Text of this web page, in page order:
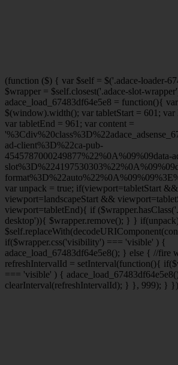
(function ($) { var $self = $('.adace-loader-
$wrapper = $self.closest('.adace-slot-
adace_load_67483df64e5e8 = function(){
$(window).width(); var tabletStart = 601; var
var tabletEnd = 961; var content =
ad-client%3D%22ca-pub-
4545787000249877%22%0A%09%09data-
var unpack = true; if(viewport=tabletStart &&
viewport=landscapeStart && viewport
viewport=tabletEnd){ if
desktop')){ $wrapper.remove(); } }
if($wrapper.css('visibility') === 'visible' ) {
adace_load_67483df64e5e8(); } else { //fire
refreshIntervalId = setInterval(function(){
=== 'visible' ) {
clearInterval(refreshIntervalId); } }, 999); }